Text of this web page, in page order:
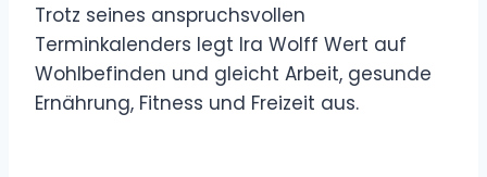
Trotz seines anspruchsvollen
Terminkalenders legt Ira Wolff Wert auf
Wohlbefinden und gleicht Arbeit, gesunde
Ernährung, Fitness und Freizeit aus.